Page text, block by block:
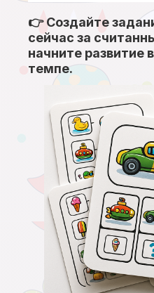
👉 Создайте
сейчас за
начните развитие
темпе.